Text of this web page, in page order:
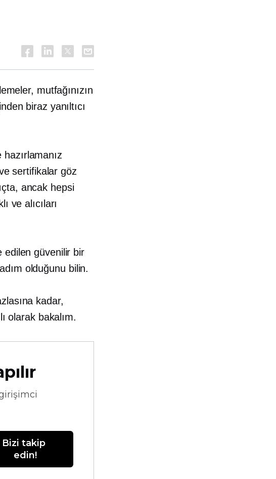
mutfağınızın
biraz yanıltıcı
sertifikalar göz
ancak hepsi
ve alıcıları
edilen güvenilir bir
olduğunu bilin.
kadar,
olarak bakalım.
Bizi takip
edin!